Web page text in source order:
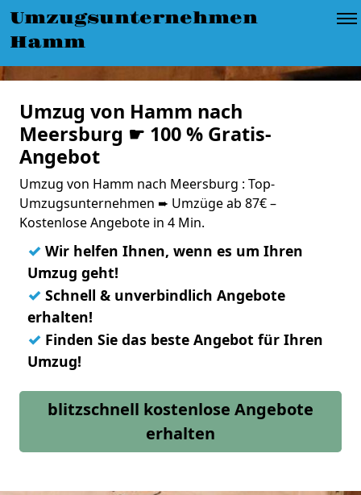
Umzugsunternehmen
Hamm
Umzug von Hamm nach
Meersburg ☛ 100 % Gratis-
Angebot
Umzug von Hamm nach Meersburg : Top-
Umzugsunternehmen ➨ Umzüge ab 87€ –
Kostenlose Angebote in 4 Min.
✓ Wir helfen Ihnen, wenn es um Ihren
Umzug geht!
✓ Schnell & unverbindlich Angebote
erhalten!
✓ Finden Sie das beste Angebot für Ihren
Umzug!
blitzschnell kostenlose Angebote
erhalten